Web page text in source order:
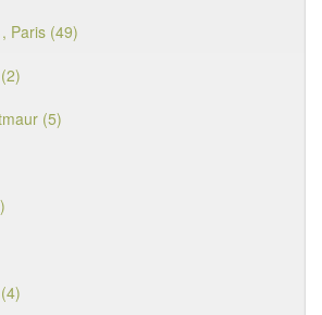
Paris (49)
(5)